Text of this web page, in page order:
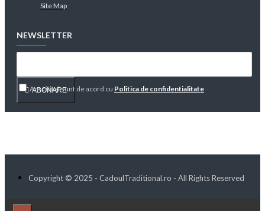
Site Map
NEWSLETTER
ABONARE
Am citit şi sunt de acord cu Politica de confidentialitate
Copyright © 2025 - CadoulTraditional.ro - All Rights Reserved